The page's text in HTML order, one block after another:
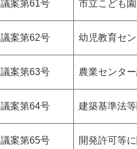
議案第61号 市立こども
議案第62号 幼児教育セ
議案第63号 農業センタ
議案第64号 建築基準法
議案第65号 開発許可等